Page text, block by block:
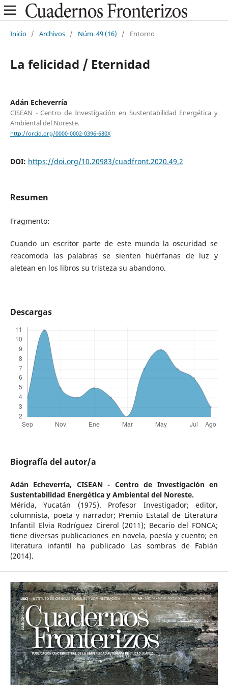
Inicio / Archivos / Núm. 49 (16) / Entorno
La felicidad / Eternidad
Adán Echeverría
CISEAN - Centro de Investigación en Sustentabilidad Energética y
Ambiental del Noreste.
http://orcid.org/0000-0002-0396-680X
DOI: https://doi.org/10.20983/cuadfront.2020.49.2
Resumen
Fragmento:
Cuando un escritor parte de este mundo la oscuridad se
reacomoda las palabras se sienten huérfanas de luz y
aletean en los libros su tristeza su abandono.
Descargas
Biografía del autor/a
Adán Echeverría, CISEAN - Centro de Investigación en
Sustentabilidad Energética y Ambiental del Noreste.
Mérida, Yucatán (1975). Profesor Investigador; editor,
columnista, poeta y narrador; Premio Estatal de Literatura
Infantil Elvia Rodríguez Cirerol (2011); Becario del FONCA;
tiene diversas publicaciones en novela, poesía y cuento; en
literatura infantil ha publicado Las sombras de Fabián
(2014).